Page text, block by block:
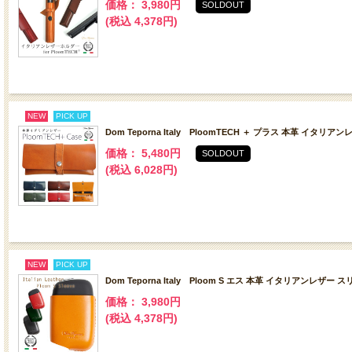
価格： 3,980円
(税込 4,378円)
SOLDOUT
NEW PICK UP
Dom Teporna Italy PloomTECH ＋ プラス 本革 イタリアン
価格： 5,480円
(税込 6,028円)
SOLDOUT
NEW PICK UP
Dom Teporna Italy Ploom S エス 本革 イタリアンレザー ス
価格： 3,980円
(税込 4,378円)